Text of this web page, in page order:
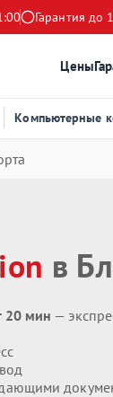
Гарантия до
Цены
Компьютерные
в
20 мин —